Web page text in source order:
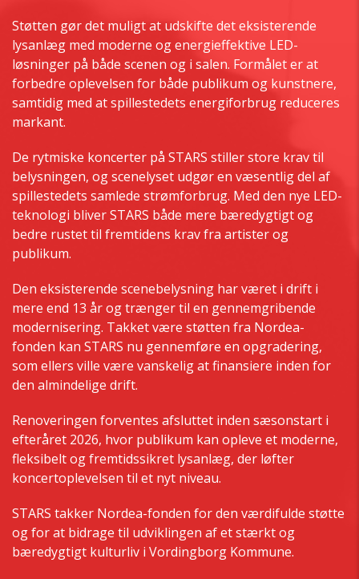
Støtten gør det muligt at udskifte det eksisterende
lysanlæg med moderne og energieffektive LED-
løsninger på både scenen og i salen. Formålet er at
forbedre oplevelsen for både publikum og kunstnere,
samtidig med at spillestedets energiforbrug reduceres
markant.
De rytmiske koncerter på STARS stiller store krav til
belysningen, og scenelyset udgør en væsentlig del af
spillestedets samlede strømforbrug. Med den nye LED-
teknologi bliver STARS både mere bæredygtigt og
bedre rustet til fremtidens krav fra artister og
publikum.
Den eksisterende scenebelysning har været i drift i
mere end 13 år og trænger til en gennemgribende
modernisering. Takket være støtten fra Nordea-
fonden kan STARS nu gennemføre en opgradering,
som ellers ville være vanskelig at finansiere inden for
den almindelige drift.
Renoveringen forventes afsluttet inden sæsonstart i
efteråret 2026, hvor publikum kan opleve et moderne,
fleksibelt og fremtidssikret lysanlæg, der løfter
koncertoplevelsen til et nyt niveau.
STARS takker Nordea-fonden for den værdifulde støtte
og for at bidrage til udviklingen af et stærkt og
bæredygtigt kulturliv i Vordingborg Kommune.